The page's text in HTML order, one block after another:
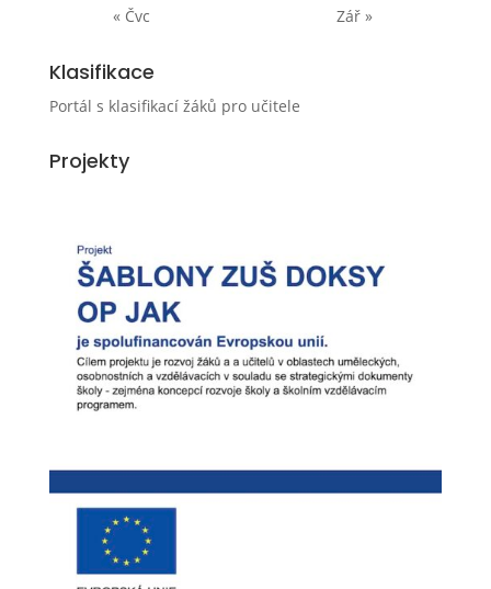
« Čvc
Zář »
Klasifikace
Portál s klasifikací žáků pro učitele
Projekty